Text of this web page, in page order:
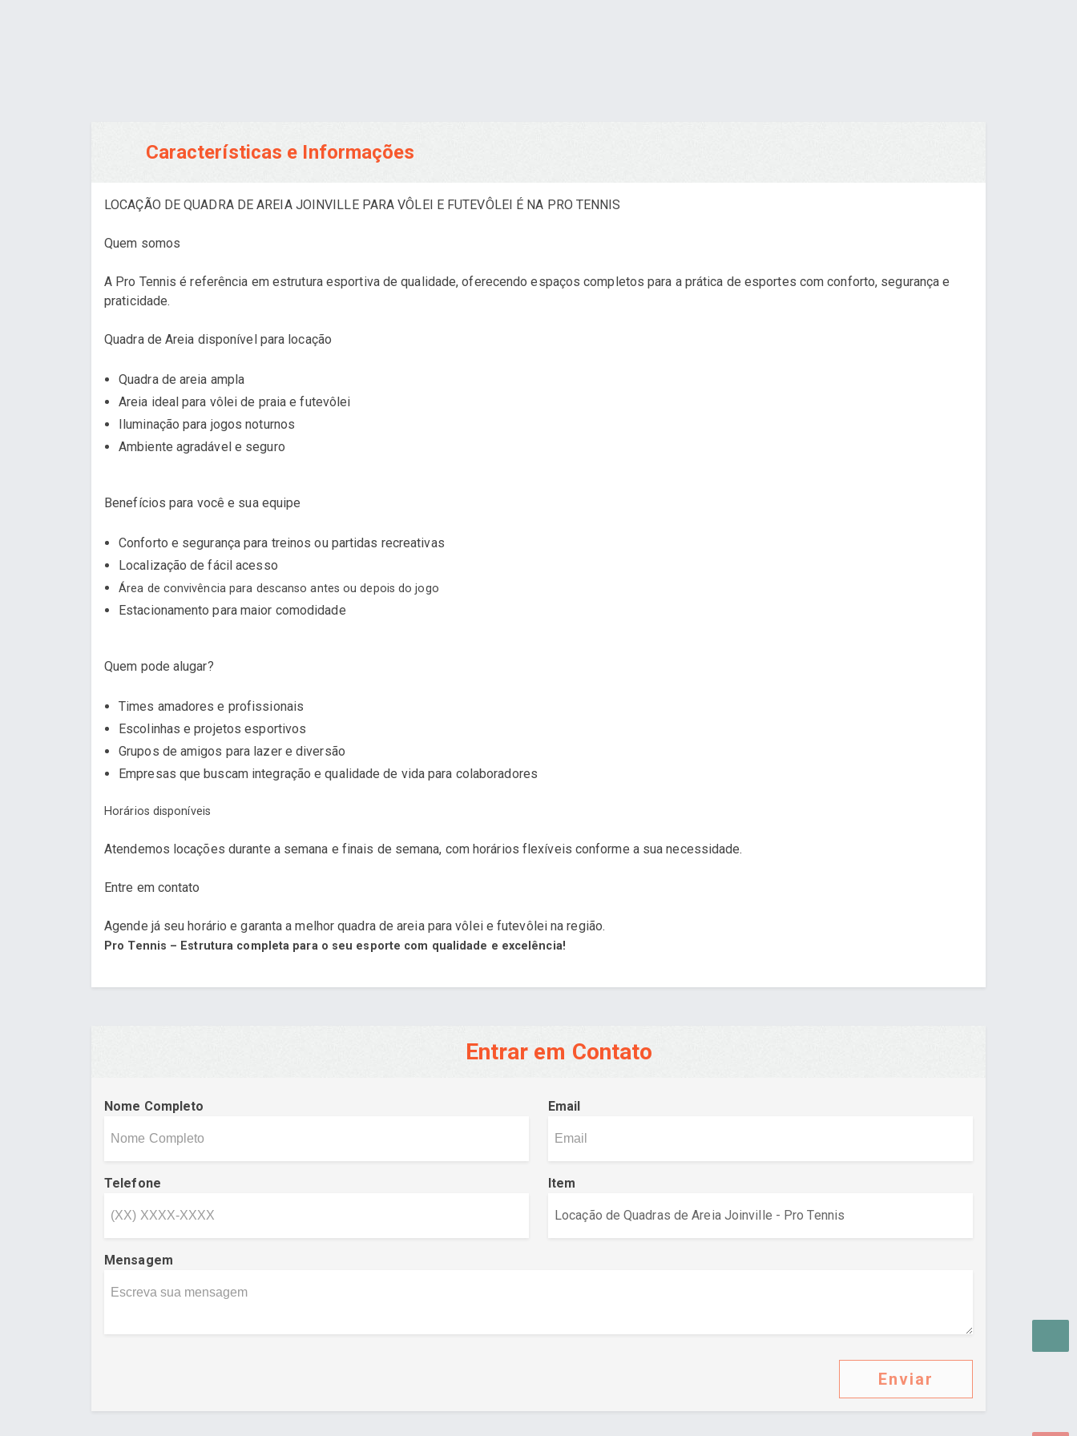
Características e Informações
LOCAÇÃO DE QUADRA DE AREIA JOINVILLE PARA VÔLEI E FUTEVÔLEI É NA PRO TENNIS
Quem somos
A Pro Tennis é referência em estrutura esportiva de qualidade, oferecendo espaços completos para a prática de esportes com conforto, segurança e
praticidade.
Quadra de Areia disponível para locação
Quadra de areia ampla
Areia ideal para vôlei de praia e futevôlei
Iluminação para jogos noturnos
Ambiente agradável e seguro
Benefícios para você e sua equipe
Conforto e segurança para treinos ou partidas recreativas
Localização de fácil acesso
Área de convivência para descanso antes ou depois do jogo
Estacionamento para maior comodidade
Quem pode alugar?
Times amadores e profissionais
Escolinhas e projetos esportivos
Grupos de amigos para lazer e diversão
Empresas que buscam integração e qualidade de vida para colaboradores
Horários disponíveis
Atendemos locações durante a semana e finais de semana, com horários flexíveis conforme a sua necessidade.
Entre em contato
Agende já seu horário e garanta a melhor quadra de areia para vôlei e futevôlei na região.
Pro Tennis – Estrutura completa para o seu esporte com qualidade e excelência!
Entrar em Contato
Nome Completo Email
Telefone Item
Mensagem
Enviar